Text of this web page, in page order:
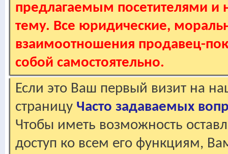
предлагаемым посетителями и
тему. Все юридические,
взаимоотношения продавец-
собой самостоятельно.
Если это Ваш первый визит на
страницу Часто задаваемых
Чтобы иметь возможность
доступ ко всем его функциям,